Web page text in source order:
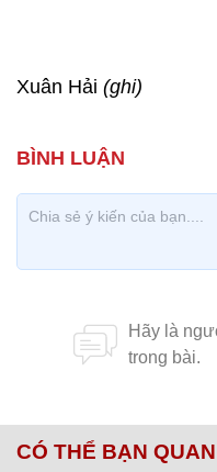
Xuân Hải (ghi)
CÓ THỂ BẠN